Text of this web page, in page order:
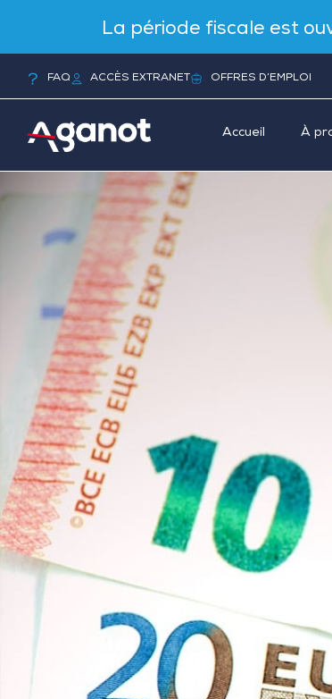
La période fiscale est
FAQ ACCÈS EXTRANET OFFRES D’EMPLOI
Accueil À